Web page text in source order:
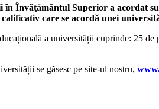
Învăţământul Superior a acordat
care se acordă unei
a universității cuprinde: 25 de
se găsesc pe site-ul nostru,